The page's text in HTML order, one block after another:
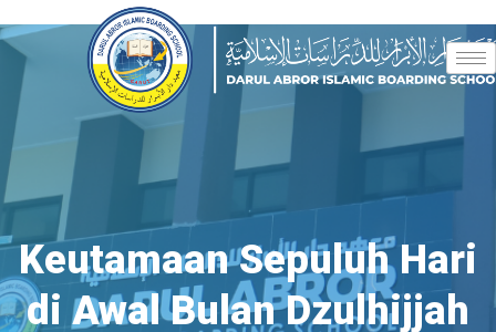
Keutamaan Sepuluh Hari
di Awal Bulan Dzulhijjah